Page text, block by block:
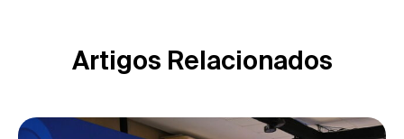
Artigos Relacionados